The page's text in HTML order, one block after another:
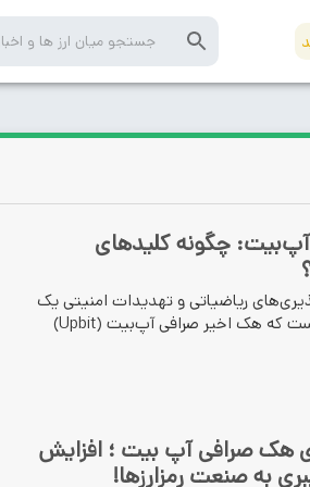
چگونه کلیدهای
ریاضیاتی و تهدیدات امنیتی یک
کارشناس کره‌ای اعلام کرده است که هک اخیر صرافی آپ‌بیت (Upbit)
برای هک صرافی آپ بیت ؛ افزایش
به صنعت رمزارزها!